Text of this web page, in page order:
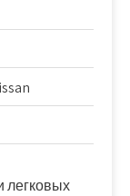
легковых